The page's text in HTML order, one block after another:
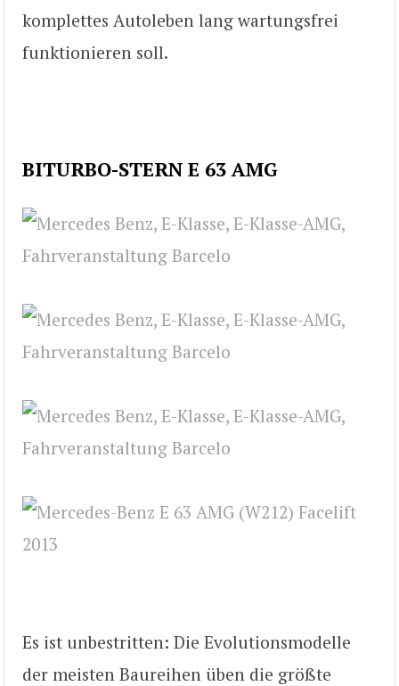
komplettes Autoleben lang wartungsfrei
funktionieren soll.
BITURBO-STERN E 63 AMG
Es ist unbestritten: Die Evolutionsmodelle
der meisten Baureihen üben die größte